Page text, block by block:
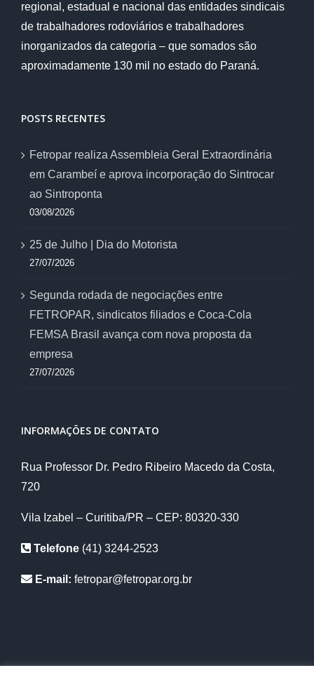
regional, estadual e nacional das entidades sindicais
de trabalhadores rodoviários e trabalhadores
inorganizados da categoria – que somados são
aproximadamente 130 mil no estado do Paraná.
POSTS RECENTES
Fetropar realiza Assembleia Geral Extraordinária
em Carambeí e aprova incorporação do Sintrocar
ao Sintroponta
03/08/2026
25 de Julho | Dia do Motorista
27/07/2026
Segunda rodada de negociações entre
FETROPAR, sindicatos filiados e Coca-Cola
FEMSA Brasil avança com nova proposta da
empresa
27/07/2026
INFORMAÇÕES DE CONTATO
Rua Professor Dr. Pedro Ribeiro Macedo da Costa,
720
Vila Izabel – Curitiba/PR – CEP: 80320-330
Telefone (41) 3244-2523
E-mail: fetropar@fetropar.org.br